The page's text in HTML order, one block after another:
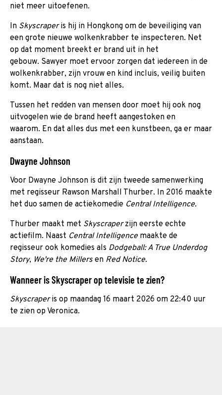
niet meer uitoefenen.
In Skyscraperis hij in Hongkong om de beveiliging van
een grote nieuwe wolkenkrabber te inspecteren. Net
op dat moment breekt er brand uit in het
gebouw. Sawyer moet ervoor zorgen dat iedereen in de
wolkenkrabber, zijn vrouw en kind incluis, veilig buiten
komt. Maar dat is nog niet alles.
Tussen het redden van mensen door moet hij ook nog
uitvogelen wie de brand heeft aangestoken en
waarom. En dat alles dus met een kunstbeen, ga er maar
aanstaan.
Dwayne Johnson
Voor Dwayne Johnson is dit zijn tweede samenwerking
met regisseur Rawson Marshall Thurber. In 2016 maakte
het duo samen de actiekomedie Central Intelligence.
Thurber maakt met Skyscraperzijn eerste echte
actiefilm. Naast Central Intelligence maakte de
regisseur ook komedies als Dodgeball: A True Underdog
Story, We're the Millers en Red Notice.
Wanneer is Skyscraper op televisie te zien?
Skyscraperis op maandag 16 maart 2026 om 22:40 uur
te zien op Veronica.